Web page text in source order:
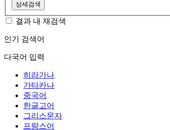
상세검색
결과 내 재검색
인기 검색어
다국어 입력
히라가나
가타카나
중국어
한글고어
그리스문자
프랑스어